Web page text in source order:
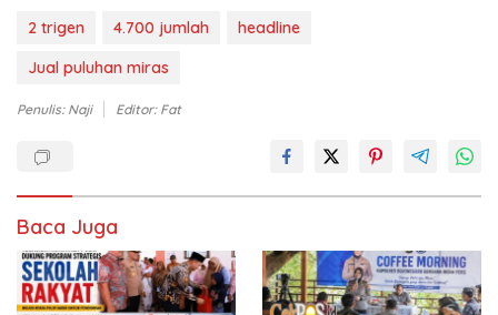
2 trigen 4.700 jumlah
headline
Jual puluhan miras
Penulis: Naji Editor: Fat
Baca Juga